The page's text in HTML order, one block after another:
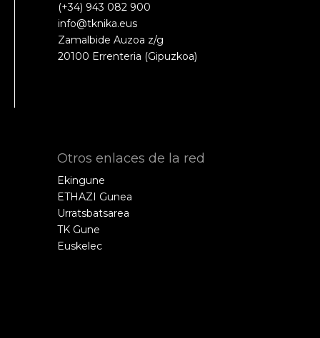
(+34) 943 082 900
info@tknika.eus
Zamalbide Auzoa z/g
20100 Errenteria (Gipuzkoa)
Otros enlaces de la red
Ekingune
ETHAZI Gunea
Urratsbatsarea
TK Gune
Euskelec